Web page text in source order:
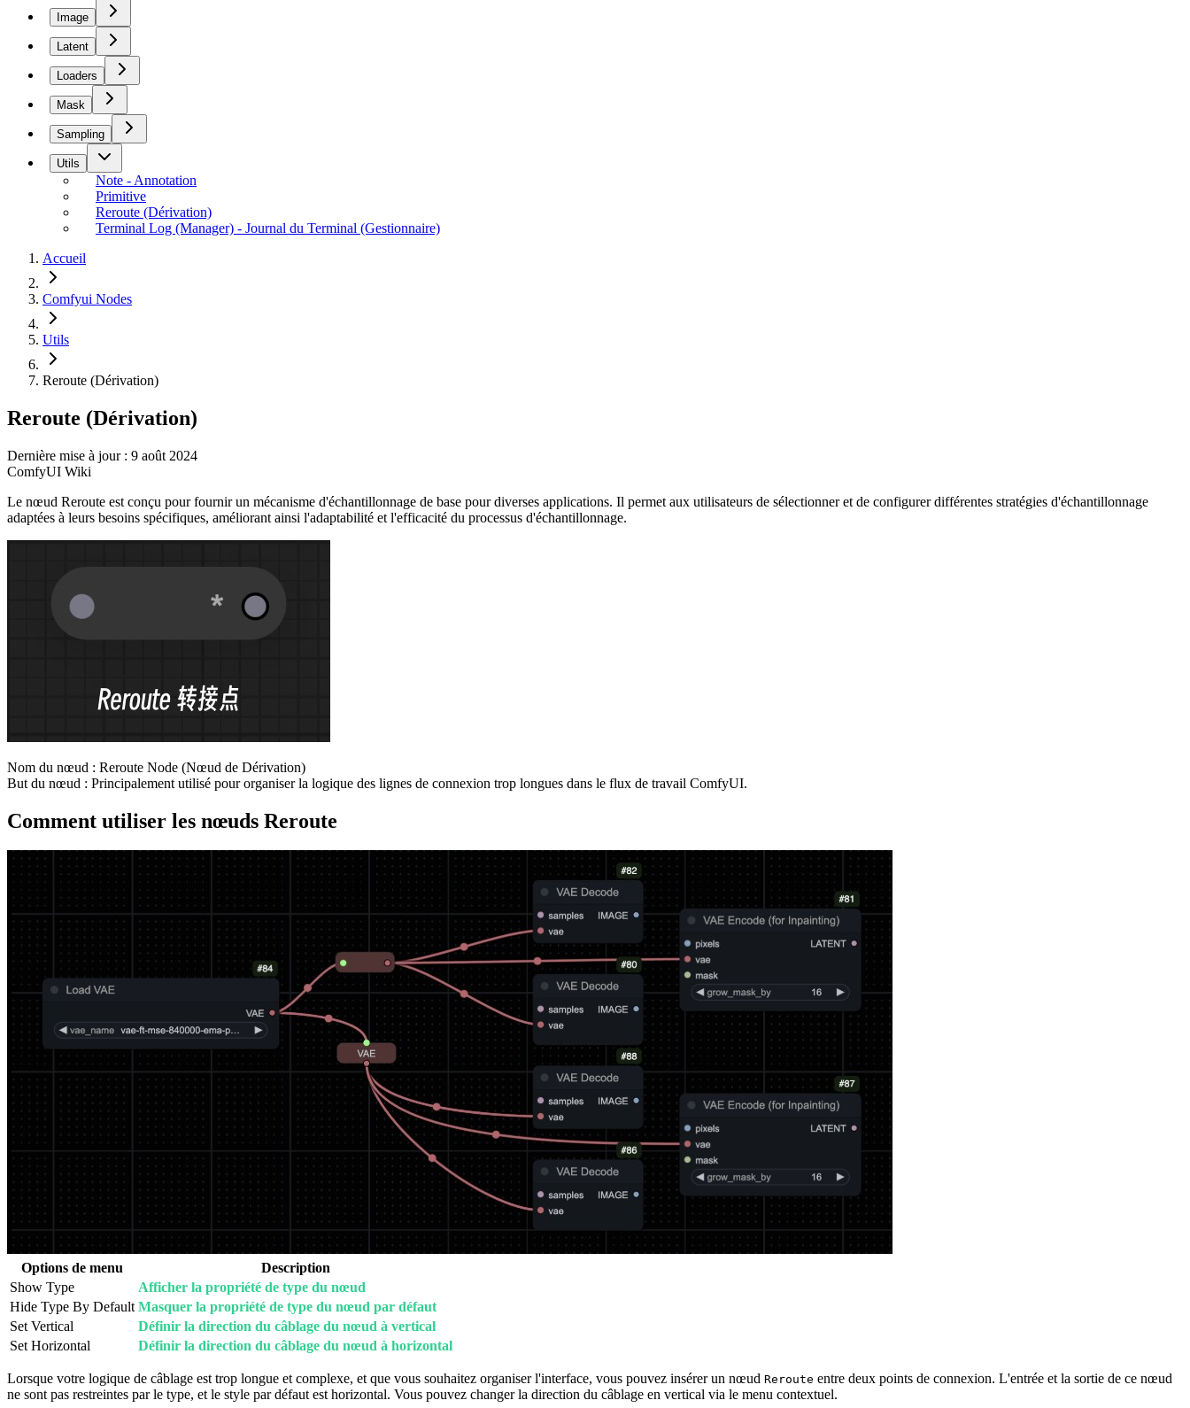
Image
Latent
Loaders
Mask
Sampling
Utils
Note - Annotation
Primitive
Reroute (Dérivation)
Terminal Log (Manager) - Journal du Terminal (Gestionnaire)
Accueil
Comfyui Nodes
Utils
Reroute (Dérivation)
Reroute (Dérivation)
Dernière mise à jour : 9 août 2024
ComfyUI Wiki
Le nœud Reroute est conçu pour fournir un mécanisme d'échantillonnage de base pour diverses applications. Il permet aux utilisateurs de sélectionner et de configurer différentes stratégies d'échantillonnage
adaptées à leurs besoins spécifiques, améliorant ainsi l'adaptabilité et l'efficacité du processus d'échantillonnage.
Nom du nœud : Reroute Node (Nœud de Dérivation)
But du nœud : Principalement utilisé pour organiser la logique des lignes de connexion trop longues dans le flux de travail ComfyUI.
Comment utiliser les nœuds Reroute
Options de menu
Description
Show Type
Afficher la propriété de type du nœud
Hide Type By Default Masquer la propriété de type du nœud par défaut
Set Vertical
Définir la direction du câblage du nœud à vertical
Set Horizontal
Définir la direction du câblage du nœud à horizontal
Lorsque votre logique de câblage est trop longue et complexe, et que vous souhaitez organiser l'interface, vous pouvez insérer un nœud Reroute entre deux points de connexion. L'entrée et la sortie de ce nœud
ne sont pas restreintes par le type, et le style par défaut est horizontal. Vous pouvez changer la direction du câblage en vertical via le menu contextuel.